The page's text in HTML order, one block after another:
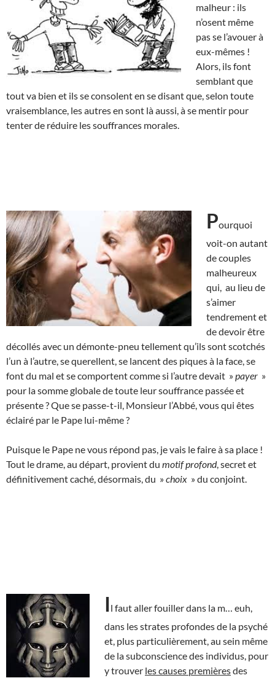
malheur : ils
n’osent même
pas se l’avouer à
eux-mêmes !
Alors, ils font
semblant que
tout va bien et ils se consolent en se disant que, selon toute
vraisemblance, les autres en sont là aussi, à se mentir pour
tenter de réduire les souffrances morales.
Pourquoi
voit-on autant
de couples
malheureux
qui, au lieu de
s’aimer
tendrement et
de devoir être
décollés avec un démonte-pneu tellement qu’ils sont scotchés
l’un à l’autre, se querellent, se lancent des piques à la face, se
font du mal et se comportent comme si l’autre devait »payer »
pour la somme globale de toute leur souffrance passée et
présente ? Que se passe-t-il, Monsieur l’Abbé, vous qui êtes
éclairé par le Pape lui-même ?
Puisque le Pape ne vous répond pas, je vais le faire à sa place !
Tout le drame, au départ, provient du motif profond, secret et
définitivement caché, désormais, du »choix » du conjoint.
Il faut aller fouiller dans la m… euh,
dans les strates profondes de la psyché
et, plus particulièrement, au sein même
de la subconscience des individus, pour
y trouver les causes premièresdes